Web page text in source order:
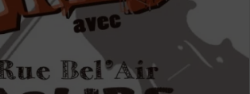
Article
FAMDT"